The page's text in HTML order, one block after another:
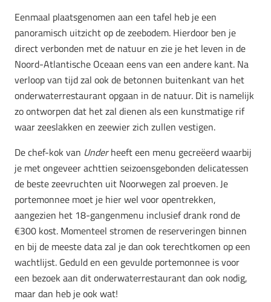
Eenmaal plaatsgenomen aan een tafel heb je een
panoramisch uitzicht op de zeebodem. Hierdoor ben je
direct verbonden met de natuur en zie je het leven in de
Noord-Atlantische Oceaan eens van een andere kant. Na
verloop van tijd zal ook de betonnen buitenkant van het
onderwaterrestaurant opgaan in de natuur. Dit is namelijk
zo ontworpen dat het zal dienen als een kunstmatige rif
waar zeeslakken en zeewier zich zullen vestigen.
De chef-kok van Underheeft een menu gecreëerd waarbij
je met ongeveer achttien seizoensgebonden delicatessen
de beste zeevruchten uit Noorwegen zal proeven. Je
portemonnee moet je hier wel voor opentrekken,
aangezien het 18-gangenmenu inclusief drank rond de
€300 kost. Momenteel stromen de reserveringen binnen
en bij de meeste data zal je dan ook terechtkomen op een
wachtlijst. Geduld en een gevulde portemonnee is voor
een bezoek aan dit onderwaterrestaurant dan ook nodig,
maar dan heb je ook wat!